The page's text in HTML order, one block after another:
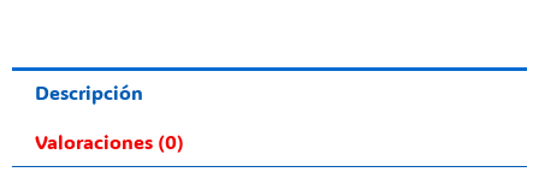
Descripción
Valoraciones (0)